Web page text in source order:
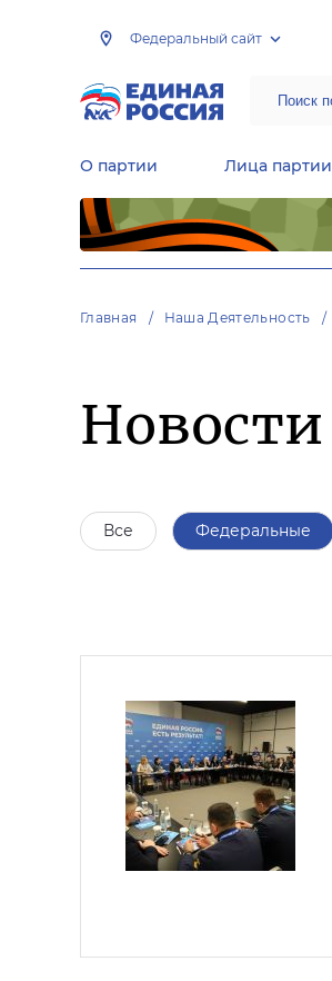
Федеральный сайт
О партии Лица партии
Главная Наша Деятельность
Новости
Все Федеральные